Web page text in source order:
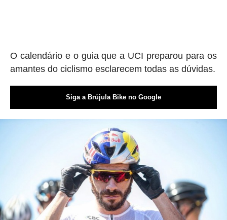
O calendário e o guia que a UCI preparou para os
amantes do ciclismo esclarecem todas as dúvidas.
Siga a Brújula Bike no Google